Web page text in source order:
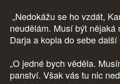
„Nedokážu se ho vzdát,
neudělám. Musí být nějaká
Darja a kopla do sebe další
„O jedné bych věděla.
panství. Však vás tu nic